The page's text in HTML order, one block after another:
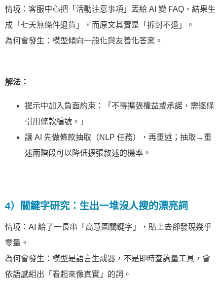
情境：客服中心把「活動注意事項」丟給 AI 變 FAQ，結果生
成「七天無條件退貨」，而原文其實是「拆封不退」。
為何會發生：模型傾向一般化與友善化答案。
解法：
提示中加入負面約束：「不得擴張權益或承諾，需逐條
引用條款編號。」
讓 AI 先做條款抽取（NLP 任務），再重述；抽取→重
述兩階段可以降低擴張敘述的機率。
4）關鍵字研究：生出一堆沒人搜的漂亮詞
情境：AI 給了一長串「高意圖關鍵字」，貼上去卻發現幾乎
零量。
為何會發生：模型是語言生成器，不是即時查詢量工具，會
依語感組出「看起來像真實」的詞。